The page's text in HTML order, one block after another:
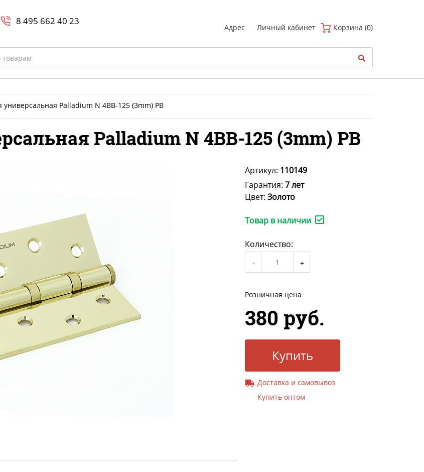
800-700-23-35
8 495 662 40 23
Адрес Личный кабинет Корзина (0)
универсальная Palladium N 4BB-125 (3mm) PB
Palladium N 4BB-125 (3mm) PB
Артикул: 110149
Гарантия: 7 лет
Цвет: Золото
Товар в наличии
Количество:
Розничная цена
380 руб.
Купить
Доставка и самовывоз
Купить оптом